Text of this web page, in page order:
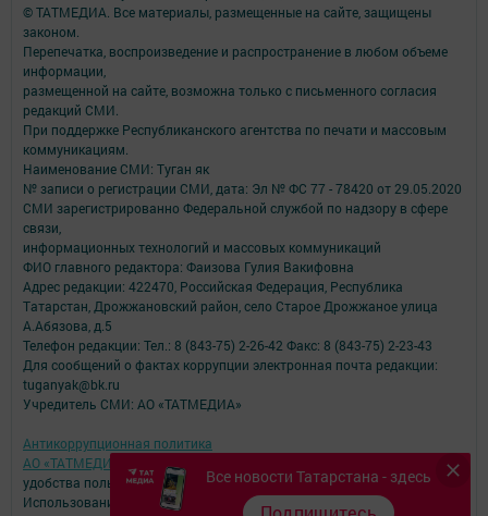
Все новости Татарстана - здесь
© ТАТМЕДИА. Все материалы, размещенные на сайте, защищены
законом.
Перепечатка, воспроизведение и распространение в любом объеме
информации,
размещенной на сайте, возможна только с письменного согласия
редакций СМИ.
При поддержке Республиканского агентства по печати и массовым
коммуникациям.
Наименование СМИ: Туган як
№ записи о регистрации СМИ, дата: Эл № ФС 77 - 78420 от 29.05.2020
СМИ зарегистрированно Федеральной службой по надзору в сфере
связи,
информационных технологий и массовых коммуникаций
ФИО главного редактора: Фаизова Гулия Вакифовна
Адрес редакции: 422470, Российская Федерация, Республика
Татарстан, Дрожжановский район, село Старое Дрожжаное улица
А.Абязова, д.5
Телефон редакции: Тел.: 8 (843-75) 2-26-42 Факс: 8 (843-75) 2-23-43
Для сообщений о фактах коррупции электронная почта редакции:
tuganyak@bk.ru
Учредитель СМИ: АО «ТАТМЕДИА»
Антикоррупционная политика
АО «ТАТМЕДИА» использует «cookie»
для персонализации сервисов и
удобства пользователей сайтом.
Использование «cookie» можно отменить в настройках браузера.